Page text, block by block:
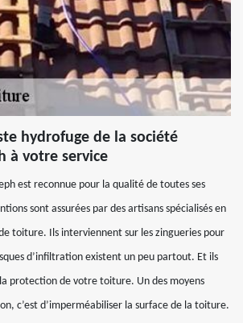
hydrofuge de la société
à votre service
est reconnue pour la qualité de toutes ses
sont assurées par des artisans spécialisés en
toiture. Ils interviennent sur les zingueries pour
d’infiltration existent un peu partout. Et ils
protection de votre toiture. Un des moyens
c’est d’imperméabiliser la surface de la toiture.